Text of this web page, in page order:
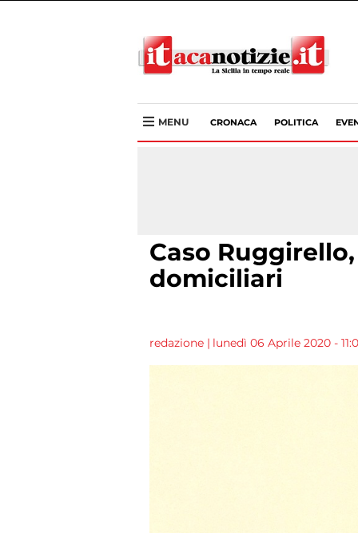
MENU CRONACA POLITICA
Caso
domiciliari
redazione | lunedì 06 Aprile 2020 -